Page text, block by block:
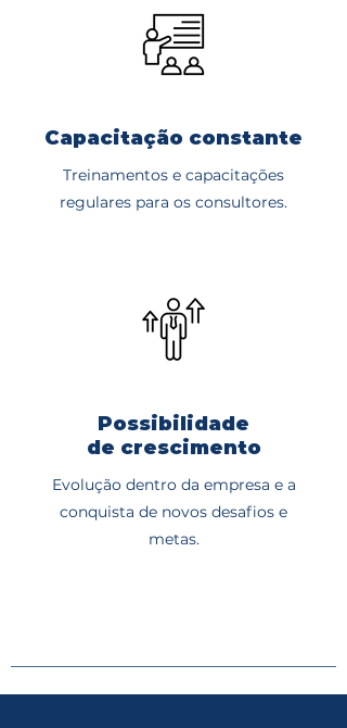
Capacitação constante
Treinamentos e capacitações
regulares para os consultores.
Possibilidade
de crescimento
Evolução dentro da empresa e a
conquista de novos desafios e
metas.